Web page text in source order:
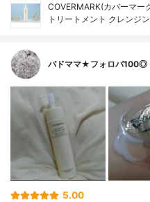
COVERMARK(カバーマー
トリートメント クレンジ
バドママ★フォロバ100◎
5.00